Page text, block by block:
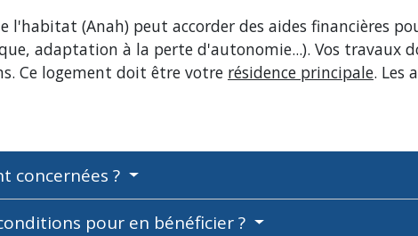
l'habitat (Anah) peut accorder des aides financières
adaptation à la perte d'autonomie...). Vos travaux
Ce logement doit être votre résidence principale. Les
concernées ?
pour en bénéficier ?